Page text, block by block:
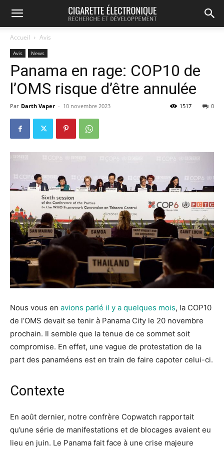
Accueil Avis
Avis News
Panama en rage: COP10 de
l’OMS risque d’être annulée
Par Darth Vaper - 10 novembre 2023 0
1517
Nous vous en avions parlé il y a quelques mois, la COP10
de l’OMS devait se tenir à Panama City le 20 novembre
prochain. Il semble que la tenue de ce sommet soit
compromise. En effet, une vague de protestation de la
part des panaméens est en train de faire capoter celui-ci.
Contexte
En août dernier, notre confrère Copwatch rapportait
qu’une série de manifestations et de blocages avaient eu
lieu en juin. Le Panama fait face à une crise majeure